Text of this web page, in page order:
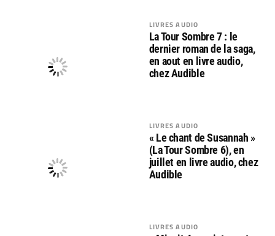
LIVRES AUDIO
La Tour Sombre 7 : le
dernier roman de la saga,
en aout en livre audio,
chez Audible
LIVRES AUDIO
« Le chant de Susannah »
(La Tour Sombre 6), en
juillet en livre audio, chez
Audible
LIVRES AUDIO